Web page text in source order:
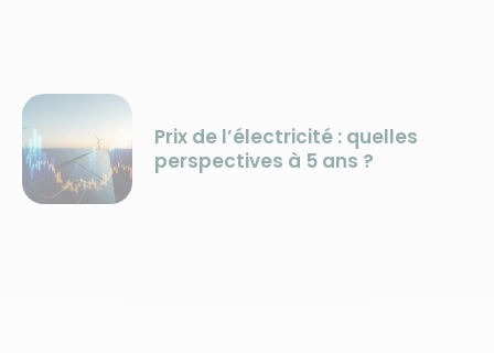
Prix de l’électricité : quelles
perspectives à 5 ans ?